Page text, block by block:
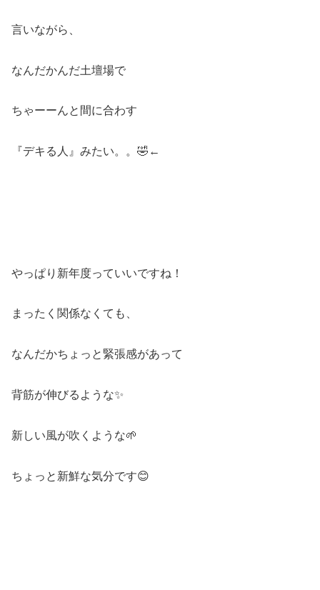
言いながら、
なんだかんだ土壇場で
ちゃーーんと間に合わす
『デキる人』みたい。。🤣←
やっぱり新年度っていいですね！
まったく関係なくても、
なんだかちょっと緊張感があって
背筋が伸びるような✨
新しい風が吹くような🌱
ちょっと新鮮な気分です😊